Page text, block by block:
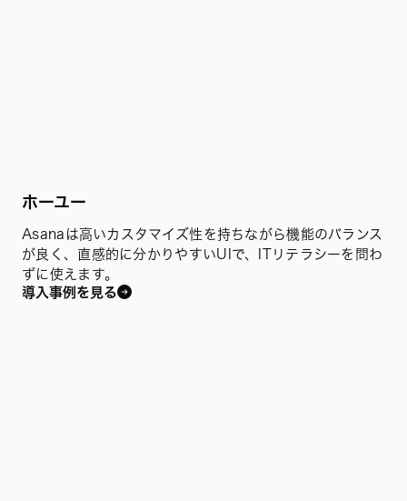
ホーユー
Asanaは高いカスタマイズ性を持ちながら機能のバランス
が良く、直感的に分かりやすいUIで、ITリテラシーを問わ
ずに使えます。
導入事例を見る